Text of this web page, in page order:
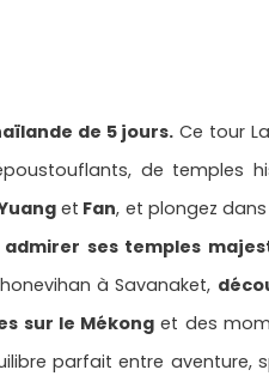
de 5 jours. Ce tour
de temples
et Fan, et plongez
admirer ses temples
à Savanaket,
sur le Mékong et des
parfait entre aventure,